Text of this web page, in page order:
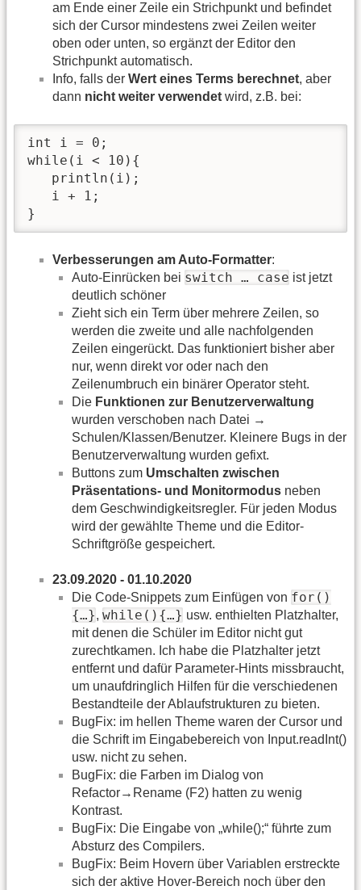
am Ende einer Zeile ein Strichpunkt und befindet
sich der Cursor mindestens zwei Zeilen weiter
oben oder unten, so ergänzt der Editor den
Strichpunkt automatisch.
Info, falls der Wert eines Terms berechnet, aber
dann nicht weiter verwendet wird, z.B. bei:
int i = 0;
while(i < 10){
   println(i);
   i + 1;
}
Verbesserungen am Auto-Formatter:
Auto-Einrücken bei switch … case ist jetzt
deutlich schöner
Zieht sich ein Term über mehrere Zeilen, so
werden die zweite und alle nachfolgenden
Zeilen eingerückt. Das funktioniert bisher aber
nur, wenn direkt vor oder nach den
Zeilenumbruch ein binärer Operator steht.
Die Funktionen zur Benutzerverwaltung
wurden verschoben nach Datei →
Schulen/Klassen/Benutzer. Kleinere Bugs in der
Benutzerverwaltung wurden gefixt.
Buttons zum Umschalten zwischen
Präsentations- und Monitormodus neben
dem Geschwindigkeitsregler. Für jeden Modus
wird der gewählte Theme und die Editor-
Schriftgröße gespeichert.
23.09.2020 - 01.10.2020
Die Code-Snippets zum Einfügen von for()
{…}, while(){…} usw. enthielten Platzhalter,
mit denen die Schüler im Editor nicht gut
zurechtkamen. Ich habe die Platzhalter jetzt
entfernt und dafür Parameter-Hints missbraucht,
um unaufdringlich Hilfen für die verschiedenen
Bestandteile der Ablaufstrukturen zu bieten.
BugFix: im hellen Theme waren der Cursor und
die Schrift im Eingabebereich von Input.readInt()
usw. nicht zu sehen.
BugFix: die Farben im Dialog von
Refactor→Rename (F2) hatten zu wenig
Kontrast.
BugFix: Die Eingabe von „while();“ führte zum
Absturz des Compilers.
BugFix: Beim Hovern über Variablen erstreckte
sich der aktive Hover-Bereich noch über den